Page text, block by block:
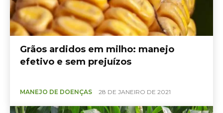
Grãos ardidos em milho: manejo
efetivo e sem prejuízos
MANEJO DE DOENÇAS 28 DE JANEIRO DE 2021